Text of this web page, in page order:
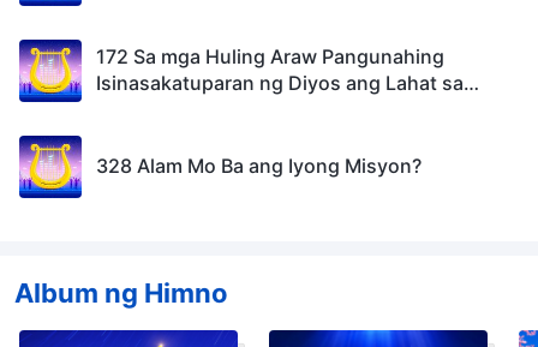
172 Sa mga Huling Araw Pangunahing
Isinasakatuparan ng Diyos ang Lahat sa
328 Alam Mo Ba ang Iyong Misyon?
Album ng Himno